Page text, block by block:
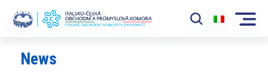
Komora
News